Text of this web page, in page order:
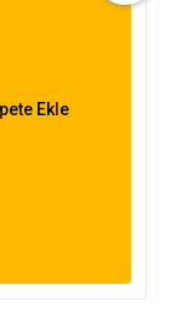
Ekle